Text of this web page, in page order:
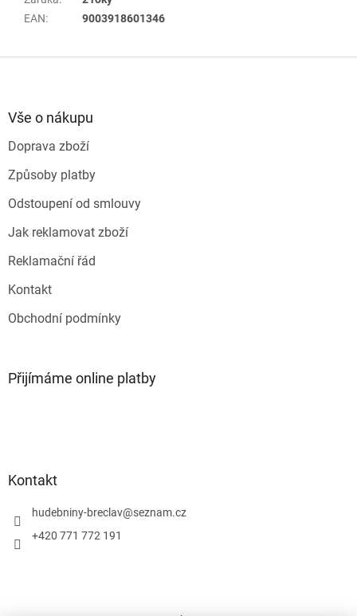
EAN: 9003918601346
Vše o nákupu
Doprava zboží
Způsoby platby
Odstoupení od smlouvy
Jak reklamovat zboží
Reklamační řád
Kontakt
Obchodní podmínky
Přijímáme online platby
Kontakt
hudebniny-breclav@seznam.cz
+420 771 772 191